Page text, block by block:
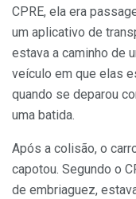
CPRE, ela era
um aplicativo de
estava a caminho de
veículo em que elas
quando se deparou
uma batida.
Após a colisão, o
capotou. Segundo o
de embriaguez,